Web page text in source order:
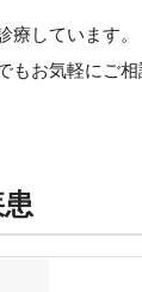
しています。
お気軽にご相